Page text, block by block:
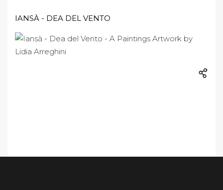
IANSÀ - DEA DEL VENTO